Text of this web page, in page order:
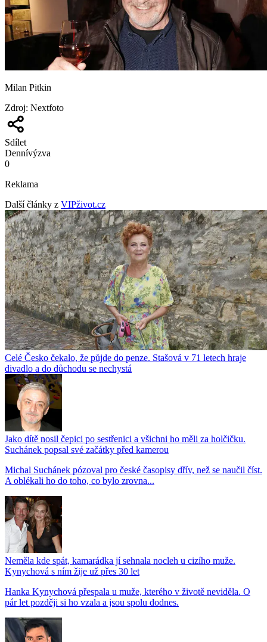
Milan Pitkin
Zdroj: Nextfoto
Sdílet
Dennívýzva
0
Reklama
Další články z VIPživot.cz
Celé Česko čekalo, že půjde do penze. Stašová v 71 letech hraje
divadlo a do důchodu se nechystá
Jako dítě nosil čepici po sestřenici a všichni ho měli za holčičku.
Suchánek popsal své začátky před kamerou
Michal Suchánek pózoval pro české časopisy dřív, než se naučil číst.
A oblékali ho do toho, co bylo zrovna...
Neměla kde spát, kamarádka jí sehnala nocleh u cizího muže.
Kynychová s ním žije už přes 30 let
Hanka Kynychová přespala u muže, kterého v životě neviděla. O
pár let později si ho vzala a jsou spolu dodnes.